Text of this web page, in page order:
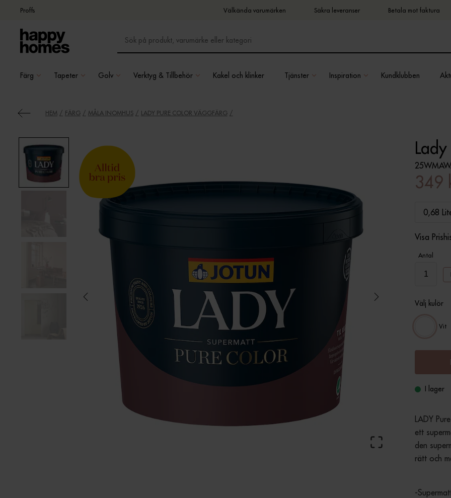
Proffs Välkända varumärken Säkra leveranser Betala mot faktura
Färg Tapeter Golv Verktyg & Tillbehör Kakel och klinker Tjänster Inspiration Kundklubben
HEM FÄRG MÅLA INOMHUS LADY PURE COLOR VÄGGFÄRG
349
0,68
Visa
Antal
Välj kulör
Vit
I lager
LADY
ett
den
rätt och
-